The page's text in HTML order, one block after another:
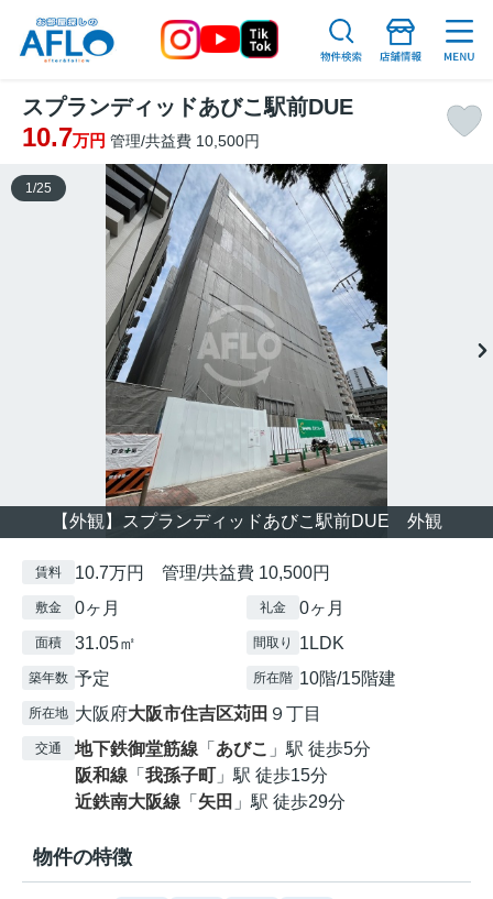
スプランディッドあびこ駅前DUE
10.7万円 管理/共益費 10,500円
【外観】スプランディッドあびこ駅前DUE 外観
1 /25
賃料 10.7万円 管理/共益費 10,500円
敷金 0ヶ月 礼金 0ヶ月
面積 31.05㎡ 間取り 1LDK
築年数 予定 所在階 10階/15階建
所在地 大阪府大阪市住吉区苅田 ９丁目
交通 地下鉄御堂筋線 「 あびこ 」駅 徒歩5分
阪和線 「 我孫子町 」駅 徒歩15分
近鉄南大阪線 「 矢田 」駅 徒歩29分
物件の特徴